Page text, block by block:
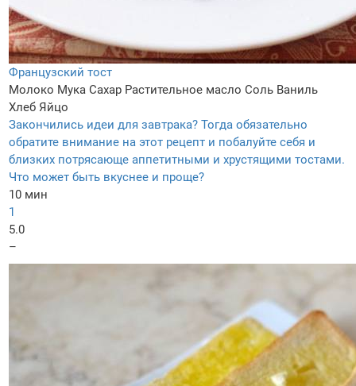
Французский тост
Молоко Мука Сахар Растительное масло Соль Ваниль
Хлеб Яйцо
Закончились идеи для завтрака? Тогда обязательно
обратите внимание на этот рецепт и побалуйте себя и
близких потрясающе аппетитными и хрустящими тостами.
Что может быть вкуснее и проще?
10 мин
1
5.0
–